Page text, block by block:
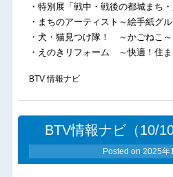
・特別展「戦中・戦後の都城まち・
・まちのアーティスト～絵手紙グ
・犬・猫見つけ隊！ ～かごねこ～
・えのきリフォーム ～快適！住ま
BTV 情報ナビ
BTV情報ナビ（10/
Posted on 2025年